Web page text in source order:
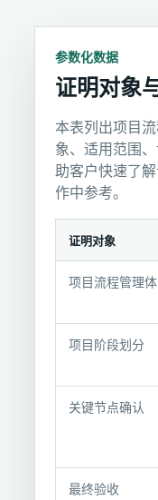
参数化数据
证明对象
本表列出项目
象、适用范围
助客户快速了
作中参考。
证
象
记
录
证明对象
项目流程管理
项目阶段划分
关键节点确认
最终验收